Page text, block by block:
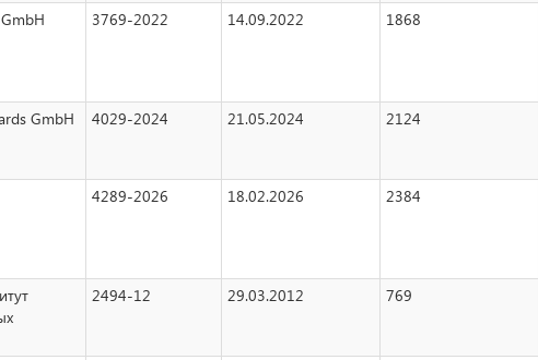
3769-2022 14.09.2022 1868
GmbH 4029-2024 21.05.2024 2124
4289-2026 18.02.2026 2384
2494-12 29.03.2012 769